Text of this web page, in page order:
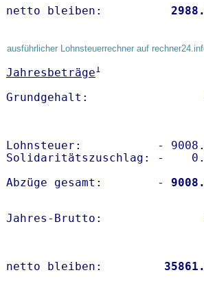
netto bleiben:
ausführlicher Lohnsteuerrechner auf
Jahresbeträge1
Lohnsteuer:           -
Solidaritätszuschlag: -
Abzüge gesamt:        -
Jahres-Brutto:
netto bleiben: